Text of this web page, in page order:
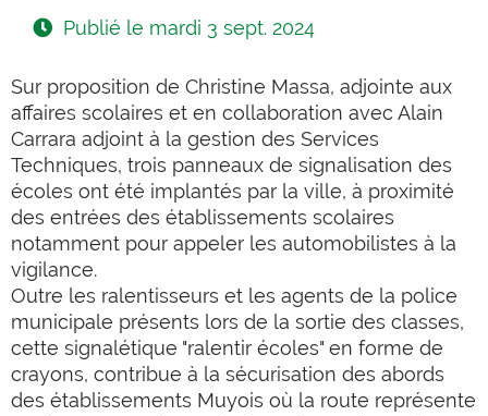
Publié le mardi 3 sept. 2024
Sur proposition de Christine Massa, adjointe aux
affaires scolaires et en collaboration avec Alain
Carrara adjoint à la gestion des Services
Techniques, trois panneaux de signalisation des
écoles ont été implantés par la ville, à proximité
des entrées des établissements scolaires
notamment pour appeler les automobilistes à la
vigilance.
Outre les ralentisseurs et les agents de la police
municipale présents lors de la sortie des classes,
cette signalétique "ralentir écoles" en forme de
crayons, contribue à la sécurisation des abords
des établissements Muyois où la route représente